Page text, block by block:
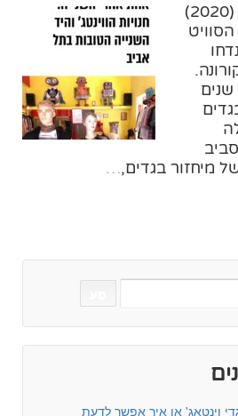
אדרת חגגה השנה (2020)
הסוויט
לחשוב על החנות 16 שנים
מיחזור בגדים,…
וינטאג' או איך אפשר לדעת